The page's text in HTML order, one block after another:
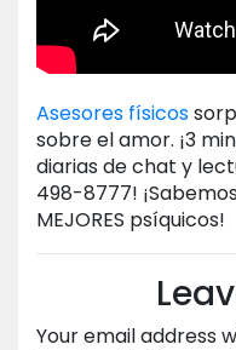
Asesores físicos
sobre el amor. ¡3
diarias de chat y
498-8777!
MEJORES psíquicos!
Your email address